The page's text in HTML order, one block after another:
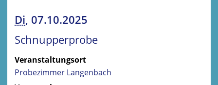
Di, 07.10.2025
Schnupperprobe
Veranstaltungsort
Probezimmer Langenbach